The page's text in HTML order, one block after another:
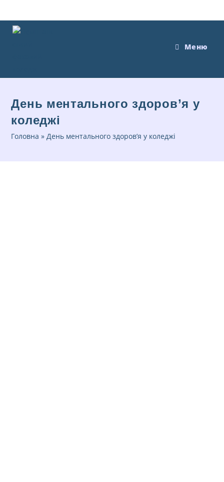
Меню
День ментального здоров’я у
коледжі
Головна »День ментального здоров’я у коледжі